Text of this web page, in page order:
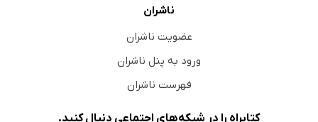
ناشران
عضویت ناشران
ورود به پنل ناشران
فهرست ناشران
کتابراه را در شبکه‌های اجتماعی دنبال کنید.